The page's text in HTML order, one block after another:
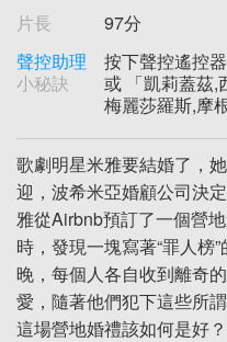
片長
97分
聲控助理
小秘訣
按下聲控遙控
或 「凱莉蓋茲,
梅麗莎羅斯,摩
歌劇明星米雅要結婚了，
迎，波希米亞婚顧公司決
雅從Airbnb預訂了一個營
時，發現一塊寫著“罪人榜
晚，每個人各自收到離奇
愛，隨著他們犯下這些所
這場營地婚禮該如何是好？